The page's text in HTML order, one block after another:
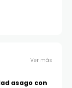
Ver más
asago con